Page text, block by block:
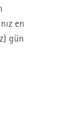
en
gün